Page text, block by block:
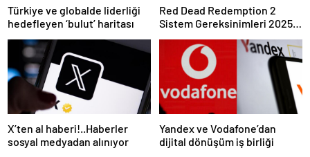
Türkiye ve globalde liderliği
hedefleyen ‘bulut’ haritası
Red Dead Redemption 2
Sistem Gereksinimleri 2025:
RDR 2 Kaç GB Yer Kaplar?
X’ten al haberi!..Haberler
sosyal medyadan alınıyor
Yandex ve Vodafone’dan
dijital dönüşüm iş birliği